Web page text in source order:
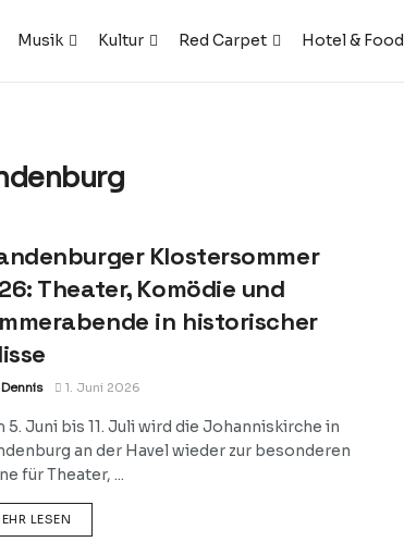
Musik Kultur Red Carpet Hotel & Food
Klostersommer
Theater, Komödie und
in historischer
Dennis 1. Juni 2026
5. Juni bis 11. Juli wird die Johanniskirche in
an der Havel wieder zur besonderen
für Theater, ...
LESEN